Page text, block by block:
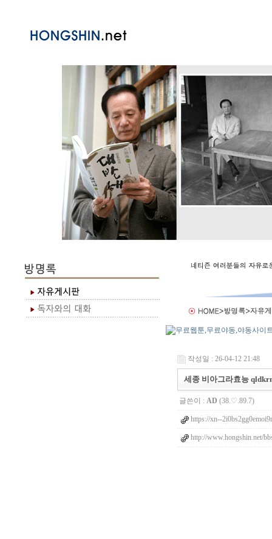
작성일 : 26-04-12 21:48
세종 비아그라효능
글쓴이 : AD (38.♡.89.7)
https://xn--
http://www.hongshin.net/